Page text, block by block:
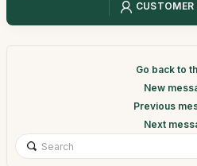
CUSTOMER
Go back to
New
Previous
Next